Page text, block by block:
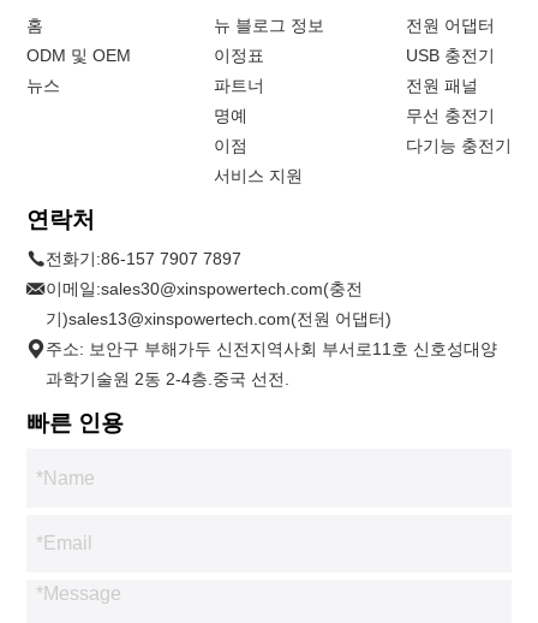
홈
ODM 및 OEM
뉴스
뉴 블로그 정보
이정표
파트너
명예
이점
서비스 지원
전원 어댑터
USB 충전기
전원 패널
무선 충전기
다기능 충전기
연락처
전화기:86-157 7907 7897
이메일:sales30@xinspowertech.com(충전
기)sales13@xinspowertech.com(전원 어댑터)
주소: 보안구 부해가두 신전지역사회 부서로11호 신호성대양
과학기술원 2동 2-4층.중국 선전.
빠른 인용